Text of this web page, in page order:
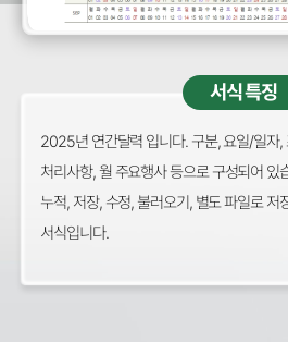
서식 특징
2025년 연간달력 입니다. 구분, 요일/일자,
처리사항, 월 주요행사 등으로 구성되어 있
누적, 저장, 수정, 불러오기, 별도 파일로 저
서식입니다.